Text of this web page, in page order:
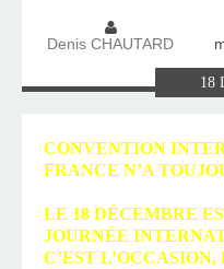
Denis CHAUTARD
18
CONVENTION
FRANCE N’A
LE 18 DÉCEMBRE
JOURNÉE
C’EST